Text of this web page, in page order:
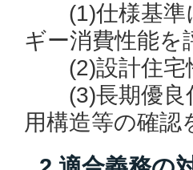
(1)仕様基準
ギー消費性能を
(2)設計住宅
(3)長期優良
用構造等の確認